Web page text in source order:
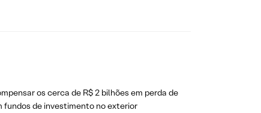
os cerca de R$ 2 bilhões em perda de
fundos de investimento no exterior